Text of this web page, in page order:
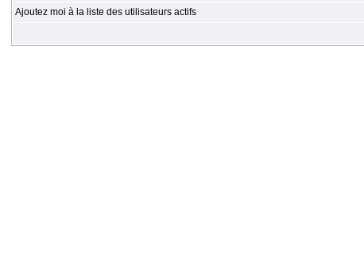
Ajoutez moi à la liste des utilisateurs actifs